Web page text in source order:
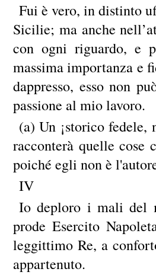
Fui è vero, in distinto
Sicilie; ma anche
con ogni riguardo, e
massima importanza e
dappresso, esso non
passione al mio lavoro.
(a) Un ¡storico fedele,
racconterà quelle cose
poiché egli non è
IV
Io deploro i mali del
prode Esercito
leggittimo Re, a
appartenuto.